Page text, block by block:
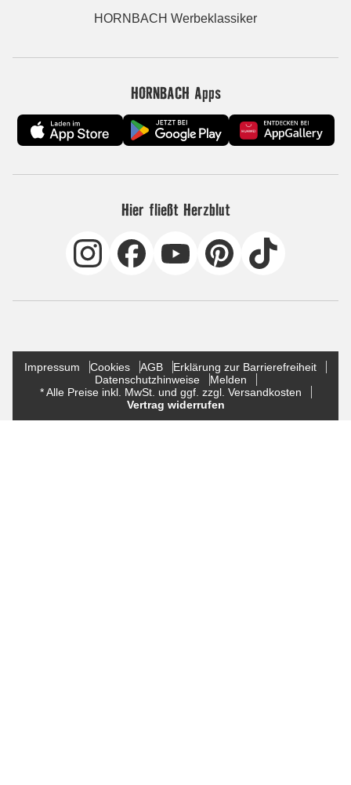
HORNBACH Werbeklassiker
HORNBACH Apps
Hier fließt Herzblut
Impressum Cookies AGB
Erklärung zur Barrierefreiheit
Datenschutzhinweise
Melden
* Alle Preise inkl. MwSt. und ggf. zzgl. Versandkosten
Vertrag widerrufen